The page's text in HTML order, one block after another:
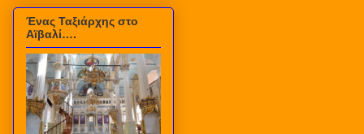
Ένας Ταξιάρχης στο
Αϊβαλί….